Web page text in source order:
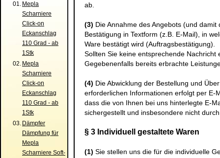
01. Mepla
Scharniere
Click-on
Eckanschlag
110 Grad - ab
1Stk
02. Mepla
Scharniere
Click-on
Eckanschlag
110 Grad - ab
1Stk
03. Dämpfer
Dämpfung für
Mepla
Scharniere Soft-
ab.
(3) Die Annahme des Angebots (und
Bestätigung in Textform (z.B. E-Mail), in
Ware bestätigt wird (Auftragsbestätigung).
Sollten Sie keine entsprechende
Gegebenenfalls bereits erbrachte
(4) Die Abwicklung der Bestellung und
erforderlichen Informationen erfolgt per E-
dass die von Ihnen bei uns hinterlegte E-
sichergestellt und insbesondere nicht
§ 3 Individuell gestaltete Waren
(1) Sie stellen uns die für die individuelle